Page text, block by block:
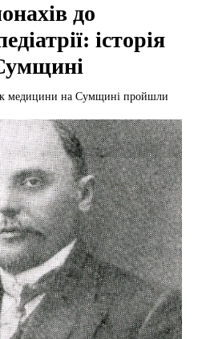
до
історія
медицини на Сумщині пройшли